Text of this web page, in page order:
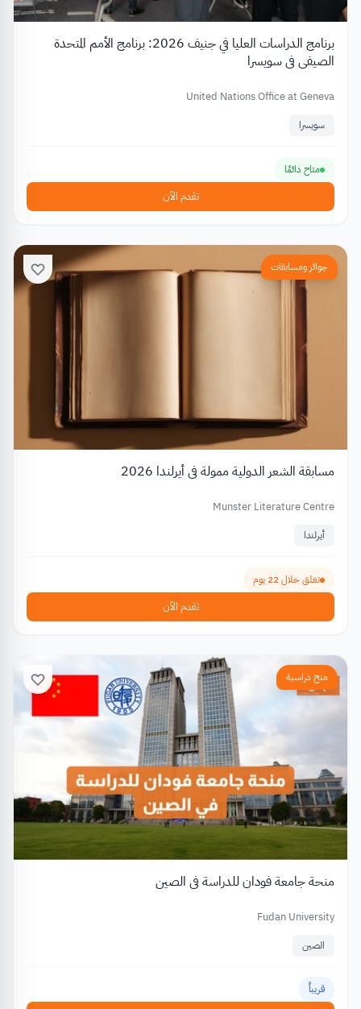
برنامج الدراسات العليا في جنيف 2026: برنامج الأمم المتحدة
الصيفي في سويسرا
United Nations Office at Geneva
سويسرا
متاح دائمًا
تقدم الآن
جوائز ومسابقات
مسابقة الشعر الدولية ممولة في أيرلندا 2026
Munster Literature Centre
أيرلندا
تغلق خلال 22 يوم
تقدم الآن
منح دراسية
منحة جامعة فودان للدراسة في الصين
Fudan University
الصين
قريباً